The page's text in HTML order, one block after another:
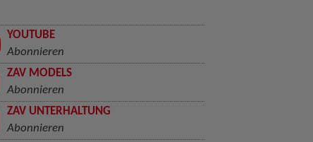
YOUTUBE
Abonnieren
ZAV MODELS
Abonnieren
ZAV UNTERHALTUNG
Abonnieren